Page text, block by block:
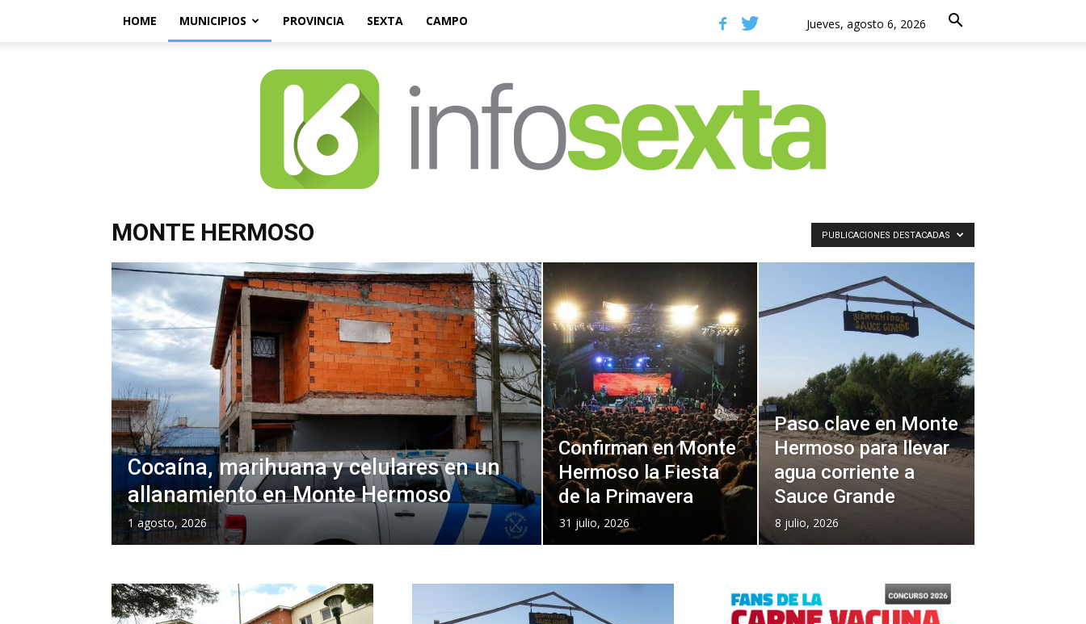
HOME MUNICIPIOS PROVINCIA SEXTA CAMPO Jueves, agosto 6, 2026
MONTE HERMOSO PUBLICACIONES DESTACADAS
Cocaína, marihuana y celulares en un
allanamiento en Monte Hermoso
1 agosto, 2026
Confirman en Monte
Hermoso la Fiesta
de la Primavera
31 julio, 2026
Paso clave en Monte
Hermoso para llevar
agua corriente a
Sauce Grande
8 julio, 2026